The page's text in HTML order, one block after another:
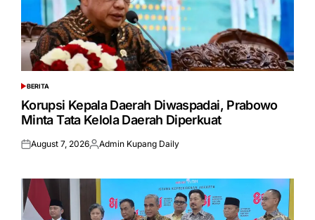
POSTED
IN
BERITA
Korupsi Kepala Daerah Diwaspadai, Prabowo
Minta Tata Kelola Daerah Diperkuat
Posted
August 7, 2026Posted
Admin Kupang Daily